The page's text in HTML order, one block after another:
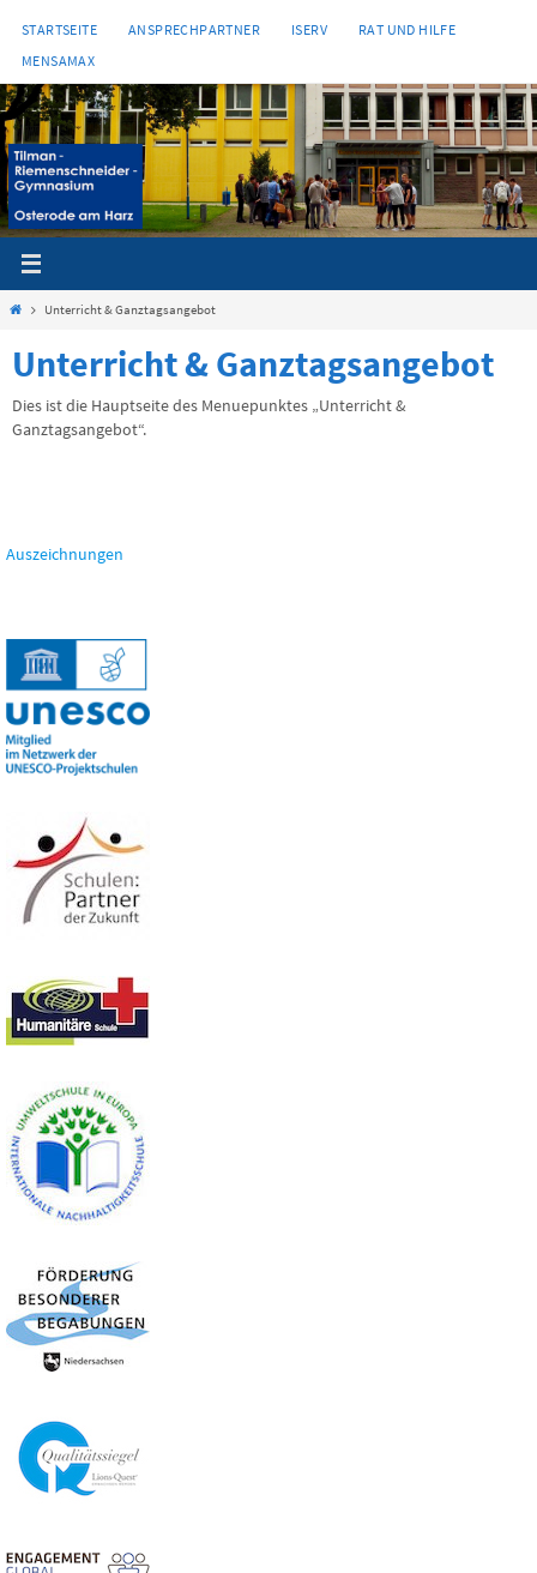
Inhalt
springen
STARTSEITE ANSPRECHPARTNER ISERV
RAT UND HILFE
MENSAMAX
StartUnterricht & Ganztagsangebot
Unterricht & Ganztagsangebot
Dies ist die Hauptseite des Menuepunktes „Unterricht &
Ganztagsangebot“.
Auszeichnungen